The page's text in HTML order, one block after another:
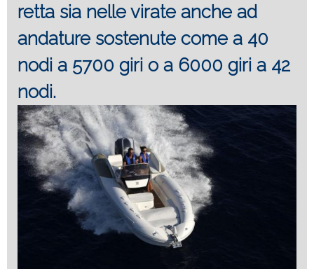
retta sia nelle virate anche ad
andature sostenute come a 40
nodi a 5700 giri o a 6000 giri a 42
nodi.